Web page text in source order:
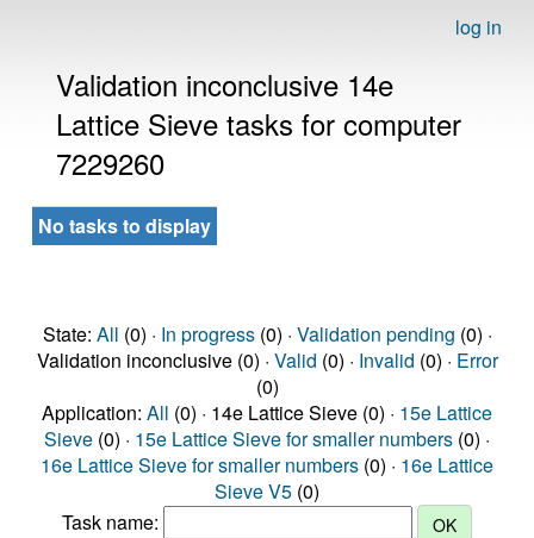
log in
Validation inconclusive 14e
Lattice Sieve tasks for computer
7229260
No tasks to display
State: All (0) · In progress(0) · Validation pending (0) ·
Validation inconclusive (0) · Valid (0) · Invalid (0) · Error
(0)
Application: All (0) · 14e Lattice Sieve (0) · 15e Lattice
Sieve (0) · 15e Lattice Sieve for smaller numbers (0) ·
16e Lattice Sieve for smaller numbers (0) · 16e Lattice
Sieve V5 (0)
Task name: